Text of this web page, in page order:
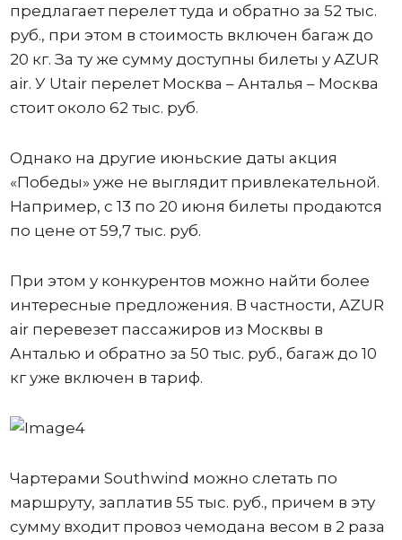
предлагает перелет туда и обратно за 52 тыс.
руб., при этом в стоимость включен багаж до
20 кг. За ту же сумму доступны билеты у AZUR
air. У Utair перелет Москва – Анталья – Москва
стоит около 62 тыс. руб.
Однако на другие июньские даты акция
«Победы» уже не выглядит привлекательной.
Например, с 13 по 20 июня билеты продаются
по цене от 59,7 тыс. руб.
При этом у конкурентов можно найти более
интересные предложения. В частности, AZUR
air перевезет пассажиров из Москвы в
Анталью и обратно за 50 тыс. руб., багаж до 10
кг уже включен в тариф.
Чартерами Southwind можно слетать по
маршруту, заплатив 55 тыс. руб., причем в эту
сумму входит провоз чемодана весом в 2 раза